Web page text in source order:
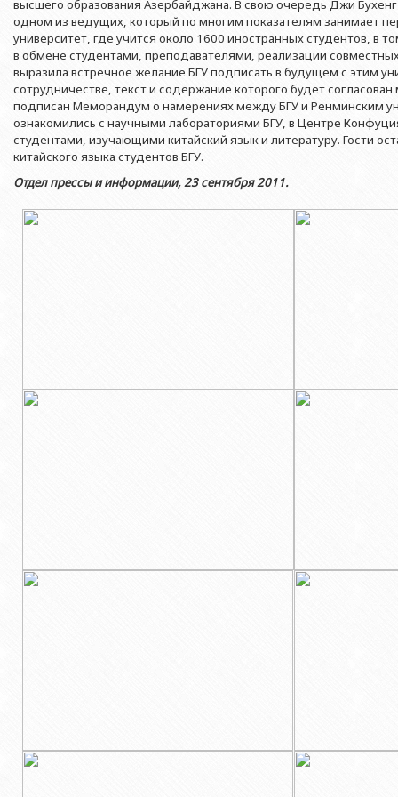
Выпускники БГУ
Почетные доктора
Образование в БГУ
Перечень специальностей
Знаменательные даты в истории БГУ
Отдел протокола
Служба психологической помощи
Культурно-творческий центр
Спортивно-оздоровительный
Университетская газета
Типография
Издательство
Филологический
Исторический
Факультет
Юридический
Факультет
Факультет
Факультет
Азербайджанской
Юридическое
Азербайджанской
Юридическое
образования
Юридическое
Азербайджанской
Юридическое
высшего образования Азербайджана. В свою очередь Джи
одном из ведущих, который по многим показателям занимает
университет, где учится около 1600 иностранных студентов, в
в обмене студентами, преподавателями, реализации
выразила встречное желание БГУ подписать в будущем с этим
сотрудничестве, текст и содержание которого будет
подписан Меморандум о намерениях между БГУ и Ренминским
ознакомились с научными лабораториями БГУ, в Центре
студентами, изучающими китайский язык и литературу. Гости
китайского языка студентов БГУ.
Отдел прессы и информации, 23 сентября 2011.